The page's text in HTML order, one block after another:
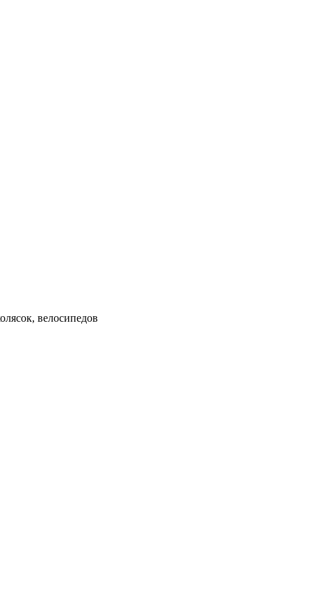
велосипедов